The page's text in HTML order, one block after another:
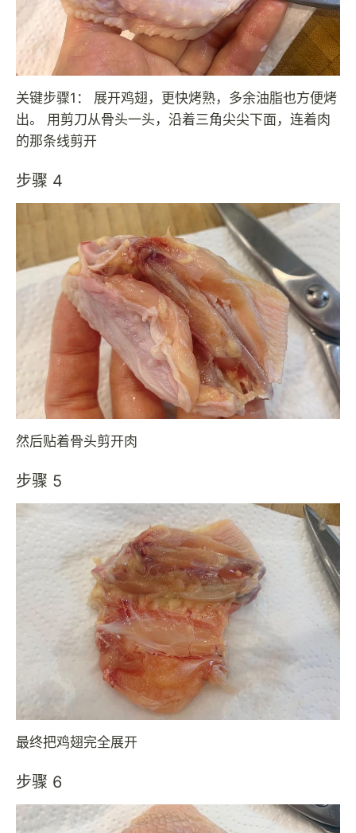
关键步骤1： 展开鸡翅，更快烤熟，多余油脂也方便烤
出。 用剪刀从骨头一头，沿着三角尖尖下面，连着肉
的那条线剪开
步骤 4
然后贴着骨头剪开肉
步骤 5
最终把鸡翅完全展开
步骤 6